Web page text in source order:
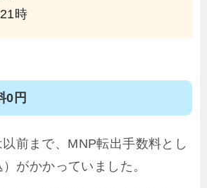
時
0円
前まで、MNP転出手数料とし
がかかっていました。